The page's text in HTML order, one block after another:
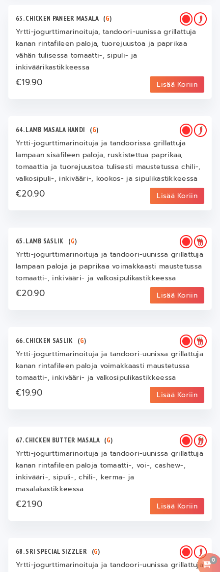
0
63. CHICKEN PANEER MASALA (G)
Yrtti-jogurttimarinoituja, tandoori-uunissa grillattuja
kanan rintafileen paloja, tuorejuustoa ja paprikaa
vähän tulisessa tomaatti-, sipuli- ja
inkiväärikastikkeessa
€19.90 Lisää Koriin
64. LAMB MASALA HANDI (G)
Yrtti-jogurttimarinoituja ja tandoorissa grillattuja
lampaan sisäfileen paloja, ruskistettua paprikaa,
tomaattia ja tuorejuustoa tulisesti maustetussa chili-,
valkosipuli-, inkivääri-, kookos- ja sipulikastikkeessa
€20.90 Lisää Koriin
65. LAMB SASLIK (G)
Yrtti-jogurttimarinoituja ja tandoori-uunissa grillattuja
lampaan paloja ja paprikaa voimakkaasti maustetussa
tomaatti-, inkivääri- ja valkosipulikastikkeessa
€20.90 Lisää Koriin
66. CHICKEN SASLIK (G)
Yrtti-jogurttimarinoituja ja tandoori-uunissa grillattuja
kanan rintafileen paloja voimakkaasti maustetussa
tomaatti-, inkivääri- ja valkosipulikastikkeessa
€19.90 Lisää Koriin
67. CHICKEN BUTTER MASALA (G)
Yrtti-jogurttimarinoituja ja tandoori-uunissa grillattuja
kanan rintafileen paloja tomaatti-, voi-, cashew-,
inkivääri-, sipuli-, chili-, kerma- ja
masalakastikkeessa
€21.90 Lisää Koriin
68. SRI SPECIAL SIZZLER (G)
Yrtti-jogurttimarinoituja ja tandoori-uunissa grillattuja